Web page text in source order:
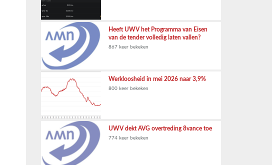
Heeft UWV het Programma van Eisen
van de tender volledig laten vallen?
867 keer bekeken
Werkloosheid in mei 2026 naar 3,9%
800 keer bekeken
UWV dekt AVG overtreding 8vance toe
774 keer bekeken